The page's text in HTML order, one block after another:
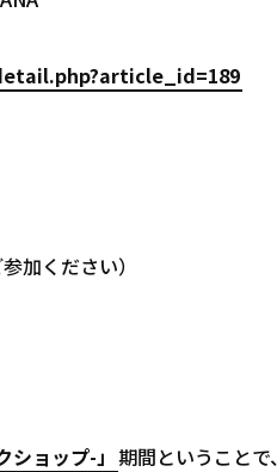
加ください）
ョップ-」 期間ということで、